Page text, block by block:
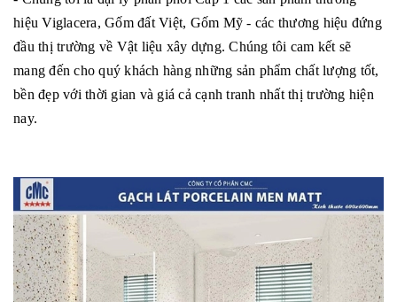
hiệu Viglacera, Gốm đất Việt, Gốm Mỹ - các thương hiệu đứng
đầu thị trường về Vật liệu xây dựng. Chúng tôi cam kết sẽ
mang đến cho quý khách hàng những sản phẩm chất lượng tốt,
bền đẹp với thời gian và giá cả cạnh tranh nhất thị trường hiện
nay.